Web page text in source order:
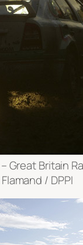
Great Britain
/ DPPI